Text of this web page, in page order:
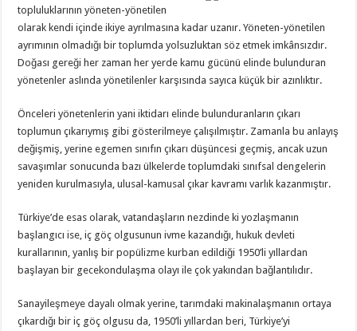
topluluklarının yöneten-yönetilen
olarak kendi içinde ikiye ayrılmasına kadar uzanır. Yöneten-yönetilen
ayrımının olmadığı bir toplumda yolsuzluktan söz etmek imkânsızdır.
Doğası gereği her zaman her yerde kamu gücünü elinde bulunduran
yönetenler aslında yönetilenler karşısında sayıca küçük bir azınlıktır.
Önceleri yönetenlerin yani iktidarı elinde bulunduranların çıkarı
toplumun çıkarıymış gibi gösterilmeye çalışılmıştır. Zamanla bu anlayış
değişmiş, yerine egemen sınıfın çıkarı düşüncesi geçmiş, ancak uzun
savaşımlar sonucunda bazı ülkelerde toplumdaki sınıfsal dengelerin
yeniden kurulmasıyla, ulusal-kamusal çıkar kavramı varlık kazanmıştır.
Türkiye’de esas olarak, vatandaşların nezdinde ki yozlaşmanın
başlangıcı ise, iç göç olgusunun ivme kazandığı, hukuk devleti
kurallarının, yanlış bir popülizme kurban edildiği 1950’li yıllardan
başlayan bir gecekondulaşma olayı ile çok yakından bağlantılıdır.
Sanayileşmeye dayalı olmak yerine, tarımdaki makinalaşmanın ortaya
çıkardığı bir iç göç olgusu da, 1950’li yıllardan beri, Türkiye’yi